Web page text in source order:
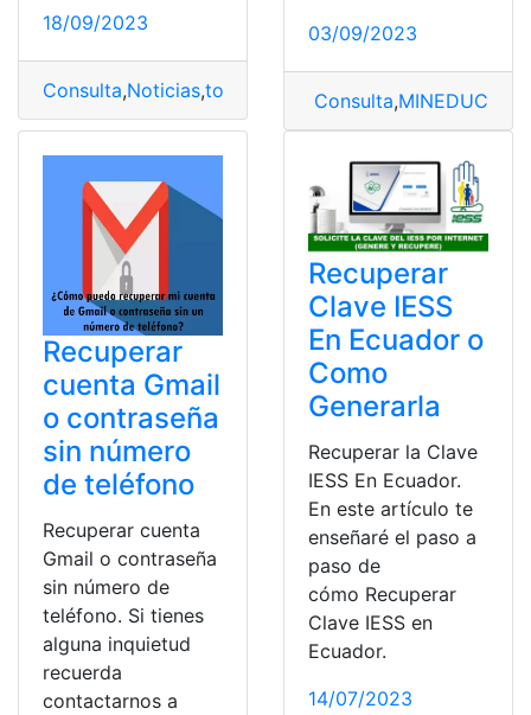
18/09/2023
Consulta,Noticias,top2
03/09/2023
Consulta,MINEDUC
Recuperar
cuenta Gmail
o contraseña
sin número
de teléfono
Recuperar cuenta
Gmail o contraseña
sin número de
teléfono. Si tienes
alguna inquietud
recuerda
contactarnos a
Recuperar
Clave IESS
En Ecuador o
Como
Generarla
Recuperar la Clave
IESS En Ecuador.
En este artículo te
enseñaré el paso a
paso de
cómo Recuperar
Clave IESS en
Ecuador.
14/07/2023